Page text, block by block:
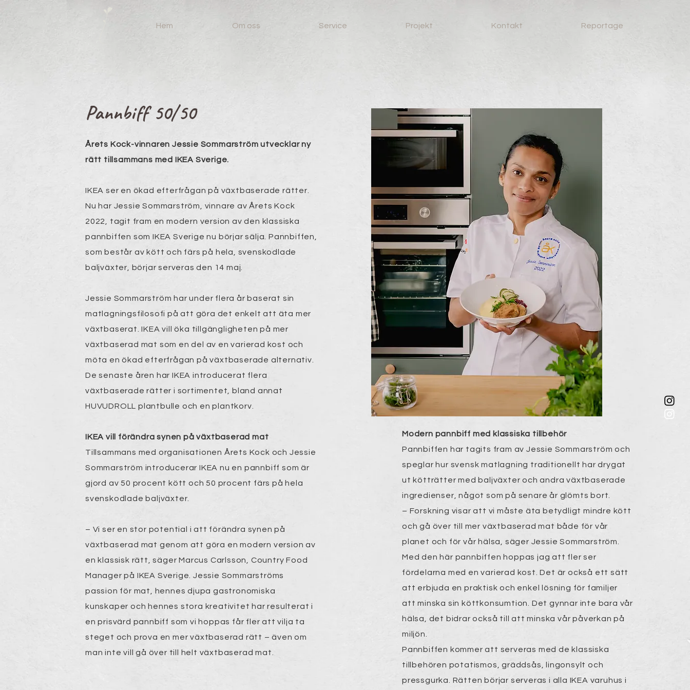
Hem Om oss Service Projekt Kontakt Reportage
Pannbiff 50/50
Årets Kock-vinnaren Jessie Sommarström utvecklar ny
rätt tillsammans med IKEA Sverige.
IKEA ser en ökad efterfrågan på växtbaserade rätter.
Nu har Jessie Sommarström, vinnare av Årets Kock
2022, tagit fram en modern version av den klassiska
pannbiffen som IKEA Sverige nu börjar sälja. Pannbiffen,
som består av kött och färs på hela, svenskodlade
baljväxter, börjar serveras den 14 maj.
Jessie Sommarström har under flera år baserat sin
matlagningsfilosofi på att göra det enkelt att äta mer
växtbaserat. IKEA vill öka tillgängligheten på mer
växtbaserad mat som en del av en varierad kost och
möta en ökad efterfrågan på växtbaserade alternativ.
De senaste åren har IKEA introducerat flera
växtbaserade rätter i sortimentet, bland annat
HUVUDROLLplantbulle och enplantkorv
IKEA vill förändra synen på växtbaserad mat
Tillsammans med organisationen Årets Kock och Jessie
Sommarström introducerar IKEA nu en pannbiff som är
gjord av 50 procent kött och 50 procent färs på hela
svenskodlade baljväxter.
– Vi ser en stor potential i att förändra synen på
växtbaserad mat genom att göra en modern version av
en klassisk rätt, säger Marcus Carlsson, Country Food
Manager på IKEA Sverige. Jessie Sommarströms
passion för mat, hennes djupa gastronomiska
kunskaper och hennes stora kreativitet har resulterat i
en prisvärd pannbiff som vi hoppas får fler att vilja ta
steget och prova en mer växtbaserad rätt – även om
man inte vill gå över till helt växtbaserad mat.
Modern pannbiff med klassiska tillbehör
Pannbiffen har tagits fram av Jessie Sommarström och
speglar hur svensk matlagning traditionellt har drygat
ut kötträtter med baljväxter och andra växtbaserade
ingredienser, något som på senare år glömts bort.
– Forskning visar att vi måste äta betydligt mindre kött
och gå över till mer växtbaserad mat både för vår
planet och för vår hälsa, säger Jessie Sommarström.
Med den här pannbiffen hoppas jag att fler ser
fördelarna med en varierad kost. Det är också ett sätt
att erbjuda en praktisk och enkel lösning för familjer
att minska sin köttkonsumtion. Det gynnar inte bara vår
hälsa, det bidrar också till att minska vår påverkan på
miljön.
Pannbiffen kommer att serveras med de klassiska
tillbehören potatismos, gräddsås, lingonsylt och
pressgurka. Rätten börjar serveras i alla IKEA varuhus i